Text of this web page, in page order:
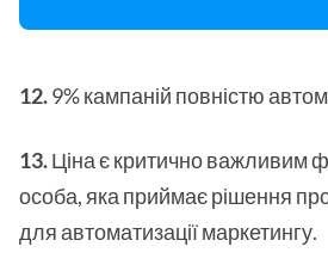
12.9% кампаній повністю
13.Ціна є критично важливим
особа, яка приймає рішення
для автоматизації маркетингу.